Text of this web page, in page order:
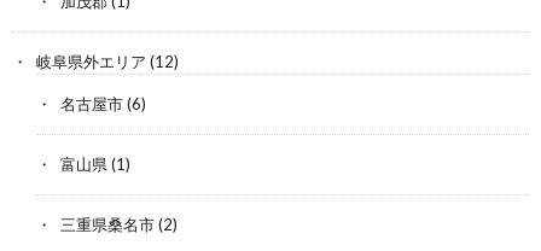
岐阜県外エリア (12)
名古屋市(6)
富山県(1)
三重県桑名市(2)